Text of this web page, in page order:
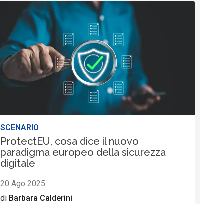
SCENARIO
ProtectEU, cosa dice il nuovo
paradigma europeo della sicurezza
digitale
20 Ago 2025
di Barbara Calderini